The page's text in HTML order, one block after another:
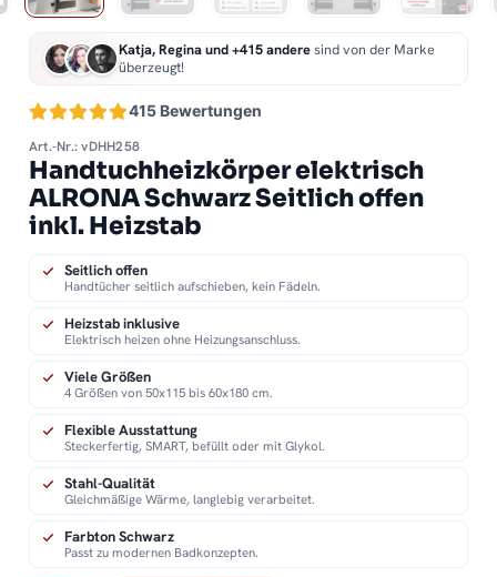
415 Bewertungen
Katja, Regina und +415 anderesind von der Marke
überzeugt!
Art.-Nr.: vDHH258
Handtuchheizkörper elektrisch
ALRONA Schwarz Seitlich offen
inkl. Heizstab
Seitlich offen
Handtücher seitlich aufschieben, kein Fädeln.
Heizstab inklusive
Elektrisch heizen ohne Heizungsanschluss.
Viele Größen
4 Größen von 50x115 bis 60x180 cm.
Flexible Ausstattung
Steckerfertig, SMART, befüllt oder mit Glykol.
Stahl-Qualität
Gleichmäßige Wärme, langlebig verarbeitet.
Farbton Schwarz
Passt zu modernen Badkonzepten.